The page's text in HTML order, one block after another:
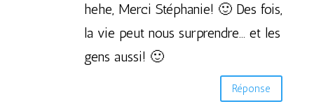
hehe, Merci Stéphanie! 🙂 Des fois,
la vie peut nous surprendre… et les
gens aussi! 🙂
Réponse